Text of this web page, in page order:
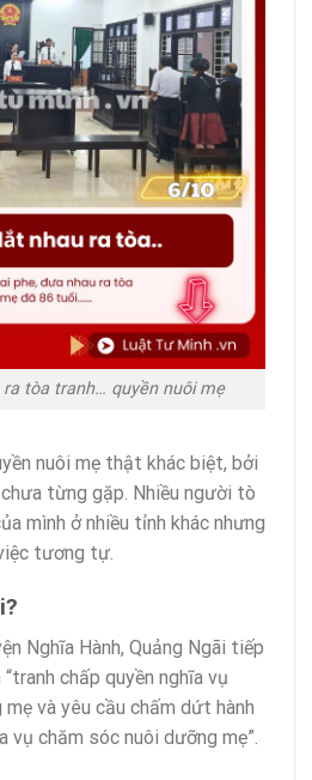
tòa tranh… quyền nuôi mẹ
nuôi mẹ thật khác biệt, bởi
từng gặp. Nhiều người tò
mình ở nhiều tỉnh khác nhưng
tương tự.
Nghĩa Hành, Quảng Ngãi tiếp
chấp quyền nghĩa vụ
và yêu cầu chấm dứt hành
vụ chăm sóc nuôi dưỡng mẹ”.